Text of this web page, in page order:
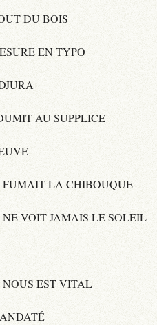
DU BOIS
EN TYPO
AU SUPPLICE
LA CHIBOUQUE
VOIT JAMAIS LE SOLEIL
EST VITAL